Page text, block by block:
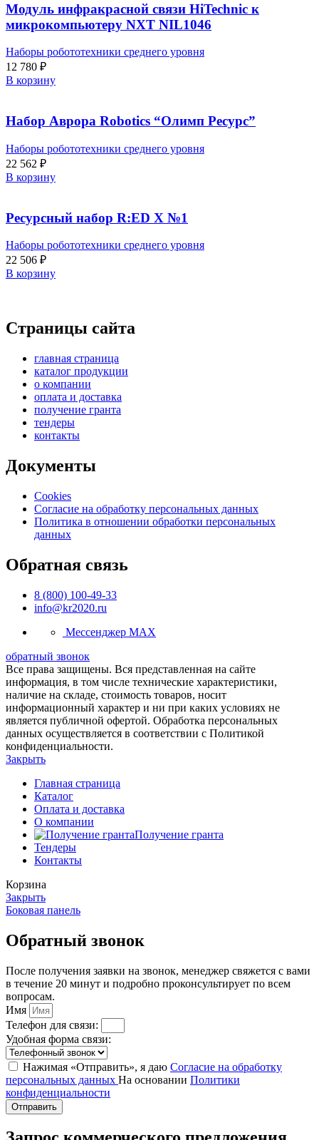
Модуль инфракрасной связи HiTechnic к
микрокомпьютеру NXT NIL1046
Наборы робототехники среднего уровня
12 780 ₽
В корзину
Набор Аврора Robotics “Олимп Ресурс”
Наборы робототехники среднего уровня
22 562 ₽
В корзину
Ресурсный набор R:ED X №1
Наборы робототехники среднего уровня
22 506 ₽
В корзину
Страницы сайта
главная страница
каталог продукции
о компании
оплата и доставка
получение гранта
тендеры
контакты
Документы
Cookies
Согласие на обработку персональных данных
Политика в отношении обработки персональных
данных
Обратная связь
8 (800) 100-49-33
info@kr2020.ru
Мессенджер MAX
обратный звонок
Все права защищены. Вся представленная на сайте
информация, в том числе технические характеристики,
наличие на складе, стоимость товаров, носит
информационный характер и ни при каких условиях не
является публичной офертой. Обработка персональных
данных осуществляется в соответствии с Политикой
конфиденциальности.
Закрыть
Главная страница
Каталог
Оплата и доставка
О компании
Получение гранта
Тендеры
Контакты
Корзина
Закрыть
Боковая панель
Обратный звонок
После получения заявки на звонок, менеджер свяжется с вами
в течение 20 минут и подробно проконсультирует по всем
вопросам.
Имя
Телефон для связи:
Удобная форма связи:
Нажимая «Отправить», я даю Согласие на обработку
персональных данных На основании Политики
конфиденциальности
Отправить